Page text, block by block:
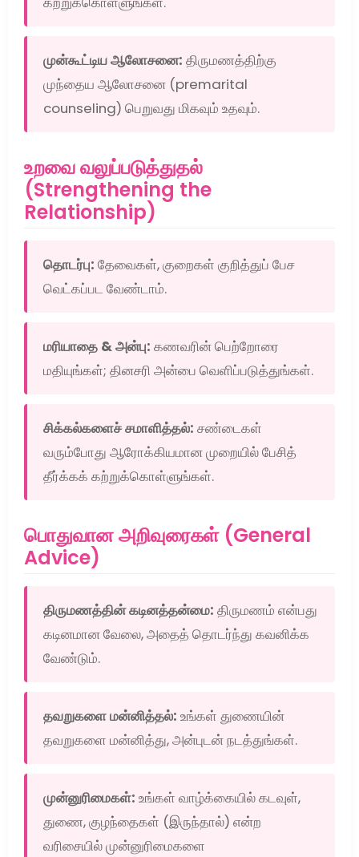
முன்கூட்டிய ஆலோசனை: திருமணத்திற்கு
முந்தைய ஆலோசனை (premarital
counseling) பெறுவது மிகவும் உதவும்.
உறவை வலுப்படுத்துதல்
(Strengthening the
Relationship)
தொடர்பு: தேவைகள், குறைகள் குறித்துப் பேச
வெட்கப்பட வேண்டாம்.
மரியாதை & அன்பு: கணவரின் பெற்றோரை
மதியுங்கள்; தினசரி அன்பை வெளிப்படுத்துங்கள்.
சிக்கல்களைச் சமாளித்தல்: சண்டைகள்
வரும்போது ஆரோக்கியமான முறையில் பேசித்
தீர்க்கக் கற்றுக்கொள்ளுங்கள்.
பொதுவான அறிவுரைகள் (General
Advice)
திருமணத்தின் கடினத்தன்மை: திருமணம் என்பது
கடினமான வேலை, அதைத் தொடர்ந்து கவனிக்க
வேண்டும்.
தவறுகளை மன்னித்தல்: உங்கள் துணையின்
தவறுகளை மன்னித்து, அன்புடன் நடத்துங்கள்.
முன்னுரிமைகள்: உங்கள் வாழ்க்கையில் கடவுள்,
துணை, குழந்தைகள் (இருந்தால்) என்ற
வரிசையில் முன்னுரிமைகளை